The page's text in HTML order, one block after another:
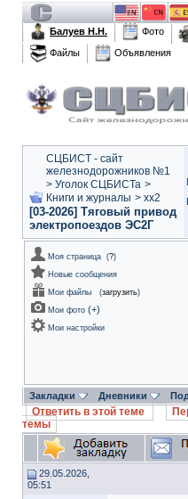
Балуев Н.Н.
Фото
Файлы
Объявления
СЦБИСТ - сайт
железнодорожников №1
> Уголок СЦБИСТа >
Книги и журналы > xx2
[03-2026] Тяговый привод
электропоездов ЭС2Г
Моя страница (?)
Новые сообщения
Мои файлы
(загрузить)
Мои фото (+)
Мои настройки
Закладки Дневники
Ответить в этой теме
темы
29.05.2026,
05:51